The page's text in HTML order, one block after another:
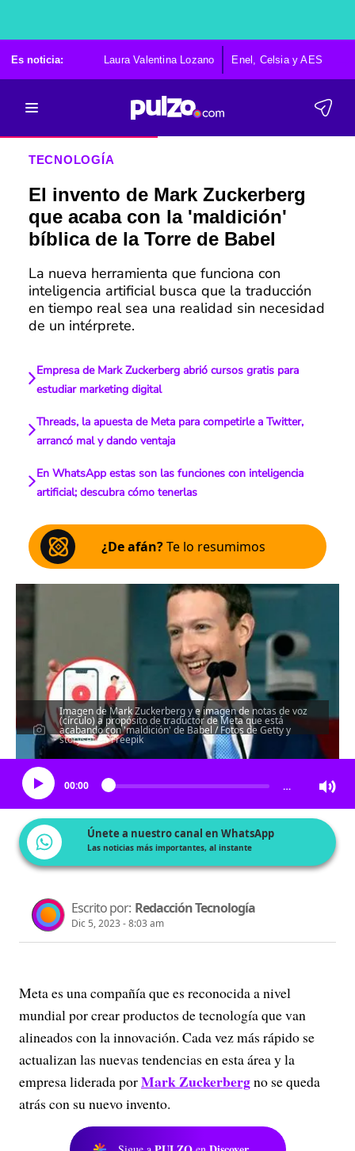
Es noticia: Laura Valentina Lozano Enel, Celsia y AES
TECNOLOGÍA
El invento de Mark Zuckerberg
que acaba con la 'maldición'
bíblica de la Torre de Babel
La nueva herramienta que funciona con
inteligencia artificial busca que la traducción
en tiempo real sea una realidad sin necesidad
de un intérprete.
Empresa de Mark Zuckerberg abrió cursos gratis para
estudiar marketing digital
Threads, la apuesta de Meta para competirle a Twitter,
arrancó mal y dando ventaja
En WhatsApp estas son las funciones con inteligencia
artificial; descubra cómo tenerlas
¿De afán?Te lo resumimos
Imagen de Mark Zuckerberg y e imagen de notas de voz
(círculo) a propósito de traductor de Meta que está
acabando con 'maldición' de Babel / Fotos de Getty y
storyset en FreepikEscucha el artículo
00:00 …
Únete a nuestro canal en WhatsApp
Las noticias más importantes, al instante
Escrito por: Redacción Tecnología
Dic 5, 2023 - 8:03 am
Meta es una compañía que es reconocida a nivel
mundial por crear productos de tecnología que van
alineados con la innovación. Cada vez más rápido se
actualizan las nuevas tendencias en esta área y la
empresa liderada porMark Zuckerbergno se queda
atrás con su nuevo invento.